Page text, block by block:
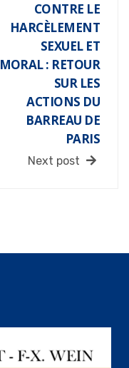
CONTRE LE
HARCÈLEMENT
SEXUEL ET
MORAL : RETOUR
SUR LES
ACTIONS DU
BARREAU DE
PARIS
Next post